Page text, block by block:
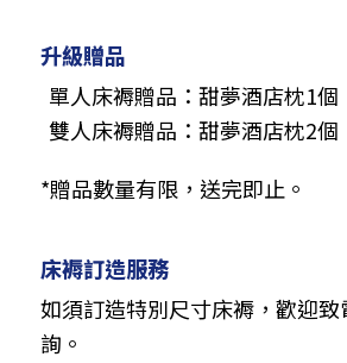
升級贈品
單人床褥贈品：甜夢酒店枕1個
雙人床褥贈品：甜夢酒店枕2個
*贈品數量有限，送完即止。
床褥訂造服務
如須訂造特別尺寸床褥，歡迎致
詢。